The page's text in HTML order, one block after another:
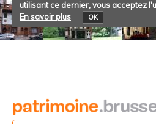
utilisant ce dernier, vous acceptez
En savoir plus
OK